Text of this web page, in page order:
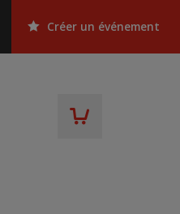
Créer un événement